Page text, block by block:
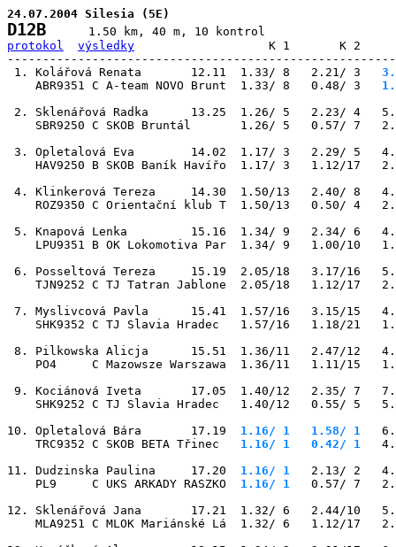
24.07.2004 Silesia (5E)
D12B
protokol
výsledky
K 1       K 2
1. Kolářová Renata       12.11  1.33/ 8   2.21/ 3
    ABR9351 C A-team NOVO Brunt  1.33/ 8   0.48/ 3
2. Sklenářová Radka      13.25  1.26/ 5   2.23/ 4
SBR9250 C SKOB Bruntál       1.26/ 5   0.57/ 7
3. Opletalová Eva        14.02  1.17/ 3   2.29/ 5
HAV9250 B SKOB Baník Havířo  1.17/ 3   1.12/17
4. Klinkerová Tereza     14.30  1.50/13   2.40/ 8
ROZ9350 C Orientační klub T  1.50/13   0.50/ 4
5. Knapová Lenka         15.16  1.34/ 9   2.34/ 6
LPU9351 B OK Lokomotiva Par  1.34/ 9   1.00/10
6. Posseltová Tereza     15.19  2.05/18   3.17/16
TJN9252 C TJ Tatran Jablone  2.05/18   1.12/17
7. Myslivcová Pavla      15.41  1.57/16   3.15/15
SHK9352 C TJ Slavia Hradec   1.57/16   1.18/21
8. Pilkowska Alicja      15.51  1.36/11   2.47/12
PO4     C Mazowsze Warszawa  1.36/11   1.11/15
9. Kociánová Iveta       17.05  1.40/12   2.35/ 7
SHK9252 C TJ Slavia Hradec   1.40/12   0.55/ 5
10. Opletalová Bára       17.19
  1.16/ 1
   1.58/ 1
    TRC9352 C SKOB BETA Třinec
  1.16/ 1
   0.42/ 1
11. Dudzinska Paulina     17.20
  1.16/ 1
2.13/ 2
    PL9     C UKS ARKADY RASZKO
  1.16/ 1
0.57/ 7
12. Sklenářová Jana       17.21  1.32/ 6   2.44/10
MLA9251 C MLOK Mariánské Lá  1.32/ 6   1.12/17